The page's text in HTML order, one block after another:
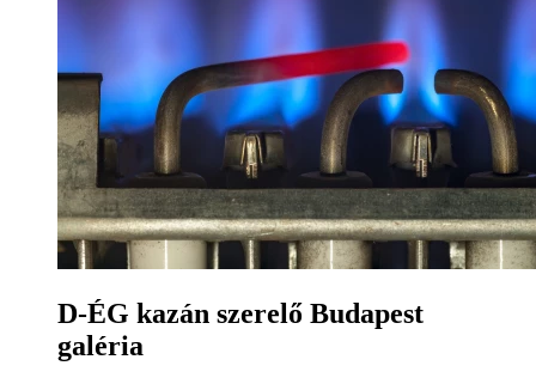
D-ÉG kazán szerelő Budapest
galéria